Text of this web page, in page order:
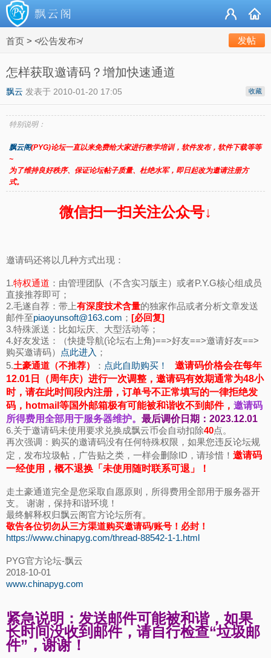
首页 > ≮公告发布≯ 发帖
怎样获取邀请码？增加快速通道
收藏
飘云 发表于 2010-01-20 17:05
特别说明：
飘云阁(PYG)论坛一直以来免费给大家进行教学培训，软件发布，软件下载等等
~
为了维持良好秩序、保证论坛帖子质量、杜绝水军，即日起改为邀请注册方
式。
微信扫一扫关注公众号↓
邀请码还将以几种方式出现：
1.特权通道 ：由管理团队（不含实习版主）或者P.Y.G核心组成员
直接推荐即可；
2.毛遂自荐：带上有深度技术含量的独家作品或者分析文章发送
邮件至piaoyunsoft@163.com ； [必回复]
3.特殊派送：比如坛庆、大型活动等；
4.好友发送：（快捷导航(论坛右上角)==>好友==>邀请好友==>
购买邀请码）
点此进入 ；
5.土豪通道（不推荐） ： 点此自助购买！
邀请码价格会在每年
12.01日（周年庆）进行一次调整，邀请码有效期通常为48小
时，请在此时间段内注册，订单号不正常填写的一律拒绝发
码，hotmail等国外邮箱极有可能被和谐收不到邮件， 邀请码
所得费用全部用于服务器维护。 最后调价日期：2023.12.01
6.关于邀请码未使用要求兑换成飘云币会自动扣除40点。
再次强调：购买的邀请码没有任何特殊权限，如果您违反论坛规
定，发布垃圾帖，广告贴之类，一样会删除ID，请珍惜！ 邀请码
一经使用，概不退换「未使用随时联系可退」！
走土豪通道完全是您采取自愿原则，所得费用全部用于服务器开
支。 谢谢，保持和谐环境！
最终解释权归飘云阁官方论坛所有。
敬告各位切勿从三方渠道购买邀请码/账号！必封！
https://www.chinapyg.com/thread-88542-1-1.html
PYG官方论坛-飘云
2018-10-01
www.chinapyg.com
紧急说明：发送邮件可能被和谐，如果
长时间没收到邮件，请自行检查“垃圾邮
件”，谢谢！